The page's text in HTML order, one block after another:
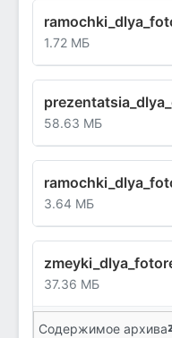
1.72 МБ
58.63 МБ
3.64 МБ
37.36 МБ
Содержимое архива